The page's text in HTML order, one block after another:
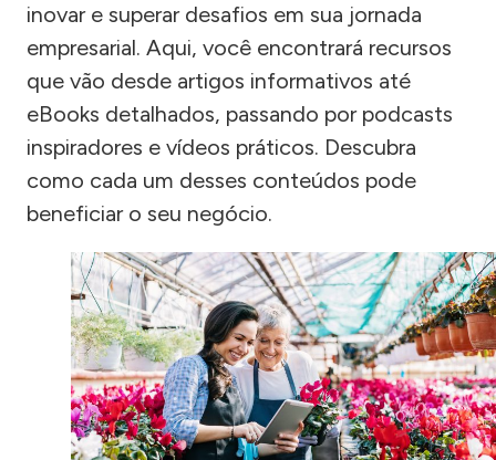
inovar e superar desafios em sua jornada
empresarial. Aqui, você encontrará recursos
que vão desde artigos informativos até
eBooks detalhados, passando por podcasts
inspiradores e vídeos práticos. Descubra
como cada um desses conteúdos pode
beneficiar o seu negócio.